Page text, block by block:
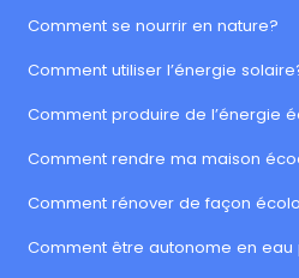
Comment se nourrir en nature?
Comment utiliser l’énergie
Comment produire de l’énergie
Comment rendre ma maison
Comment rénover de façon
Comment être autonome en eau